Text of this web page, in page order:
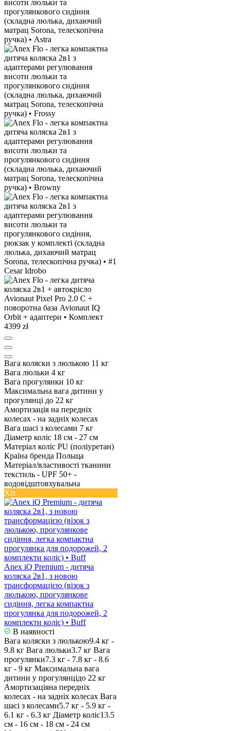
4399 zł
Вага коляски з люлькою 11 кг
Вага люльки 4 кг
Вага прогулянки 10 кг
Максимальна вага дитини у
прогулянці до 22 кг
Амортизація на передніх
колесах - на задніх колесах
Вага шасі з колесами 7 кг
Діаметр коліс 18 см - 27 см
Матеріал коліс PU (поліуретан)
Країна бренда Польща
Матеріал/властивості тканини
текстиль - UPF 50+ -
водовідштовхувальна
Хіт
Anex iQ Premium - дитяча
коляска 2в1, з новою
трансформацією (візок з
люлькою, прогулянкове
сидіння, легка компактна
прогулянка для подорожей, 2
комплекти коліс) • Buff
В наявності
Вага коляски з люлькою9.4 кг -
9.8 кг Вага люльки3.7 кг Вага
прогулянки7.3 кг - 7.8 кг - 8.6
кг - 9 кг Максимальна вага
дитини у прогулянцідо 22 кг
Амортизаціяна передніх
колесах - на задніх колесах Вага
шасі з колесами5.7 кг - 5.9 кг -
6.1 кг - 6.3 кг Діаметр коліс13.5
см - 16 см - 18 см - 24 см